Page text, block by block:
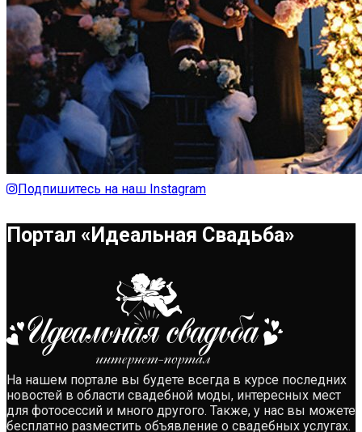
Подпишитесь на наш Instagram
Портал «Идеальная Свадьба»
На нашем портале вы будете всегда в курсе последних
новостей в области свадебной моды, интересных мест
для фотосессий и много другого. Также, у нас вы можете
бесплатно разместить объявление о свадебных услугах.